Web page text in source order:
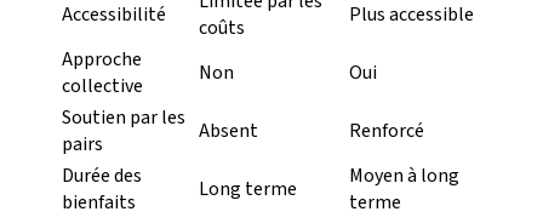
Accessibilité
coûts
Plus accessible
Approche
collective
Non
Oui
Soutien par les
pairs
Absent
Renforcé
Durée des
bienfaits
Long terme
Moyen à long
terme